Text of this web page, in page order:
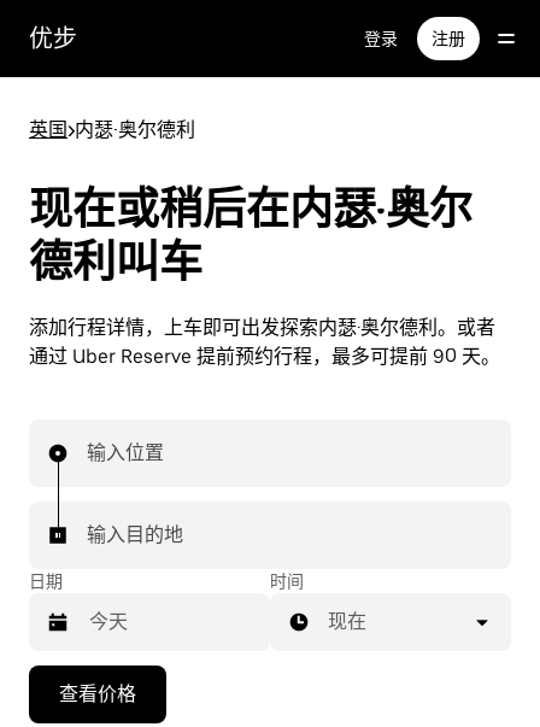
优步 登录 注册
英国>内瑟·奥尔德利
现在或稍后在内瑟·奥尔
德利叫车
添加行程详情，上车即可出发探索内瑟·奥尔德利。或者
通过 Uber Reserve 提前预约行程，最多可提前 90 天。
输入位置
输入目的地
日期
向
时间
现在
查看价格